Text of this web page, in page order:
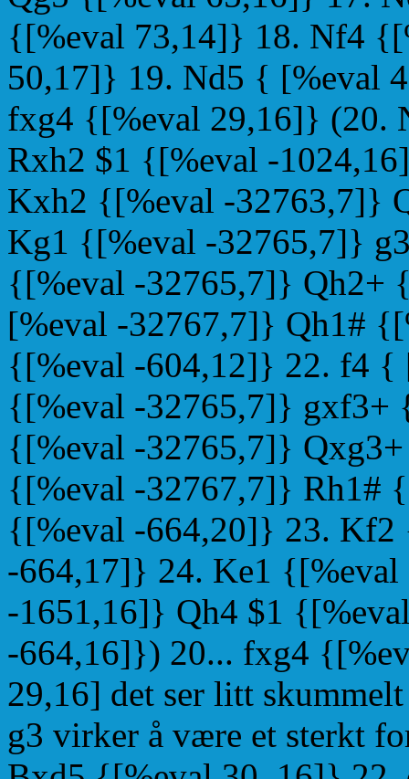
{[%eval 73,14]} 18. Nf4
50,17]} 19. Nd5 { [%eval
fxg4 {[%eval 29,16]} (20.
Rxh2 $1 {[%eval -
Kxh2 {[%eval -32763,7]}
Kg1 {[%eval -32765,7]}
{[%eval -32765,7]} Qh2+
[%eval -32767,7]} Qh1#
{[%eval -604,12]} 22. f4 {
{[%eval -32765,7]} gxf3+
{[%eval -32765,7]}
{[%eval -32767,7]} Rh1#
{[%eval -664,20]} 23.
-664,17]} 24. Ke1
-1651,16]} Qh4 $1
-664,16]}) 20... fxg4
29,16] det ser litt
g3 virker å være et sterkt